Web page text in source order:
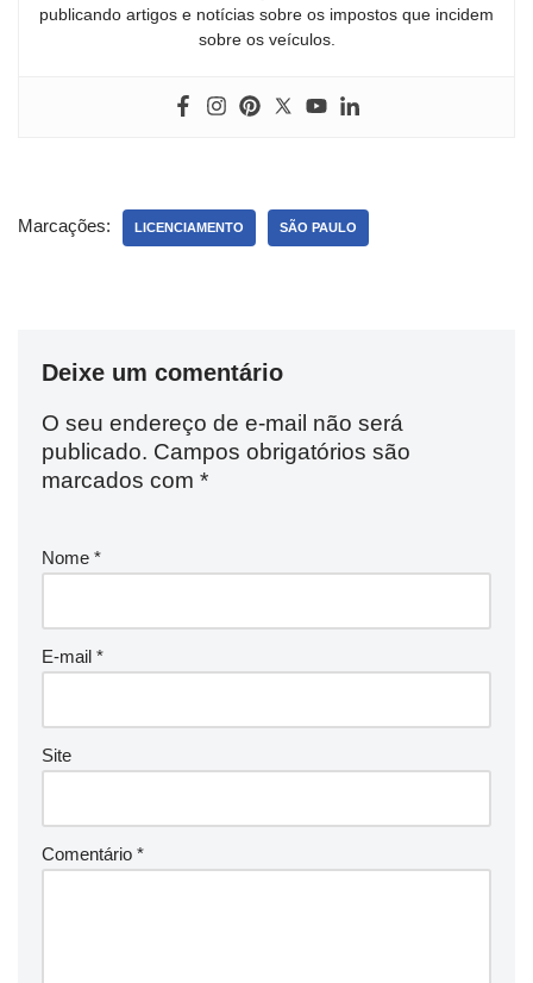
publicando artigos e notícias sobre os impostos que incidem
sobre os veículos.
Marcações: LICENCIAMENTO SÃO PAULO
Deixe um comentário
O seu endereço de e-mail não será
publicado. Campos obrigatórios são
marcados com *
Nome *
E-mail *
Site
Comentário *